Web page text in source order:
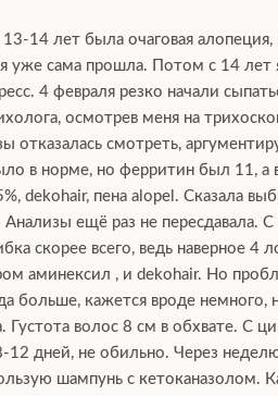
14 лет была очаговая алопеция,
сама прошла. Потом с 14 лет я
4 февраля резко начали
осмотрев меня на
смотреть,
в норме, но ферритин был 11, а
dekohair, пена alopel. Сказала
ещё раз не пересдавала. С
скорее всего, ведь наверное 4
аминексил , и dekohair. Но
больше, кажется вроде немного,
волос 8 см в обхвате. С
дней, не обильно. Через
шампунь с кетоканазолом.